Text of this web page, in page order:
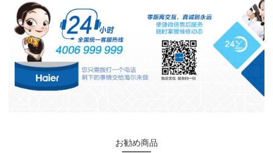
お勧め商品